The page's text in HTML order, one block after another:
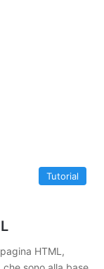
Tutorial
HTML,